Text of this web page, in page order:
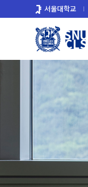
로
서울대학교